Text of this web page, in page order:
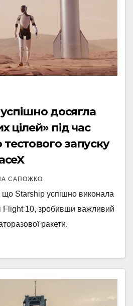
досягла
цілей» під час
запуску
САПОЖКО
Starship успішно виконала
Flight 10, зробивши важливий
ракети.